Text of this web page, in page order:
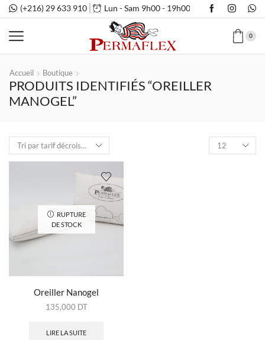
(+216) 29 633 910 Lun - Sam 9h00 - 19h00
0
Accueil Boutique
PRODUITS IDENTIFIÉS “OREILLER
MANOGEL”
Nombre
de
RUPTURE
DE STOCK
Oreiller Nanogel
135,000 DT
LIRE LA SUITE